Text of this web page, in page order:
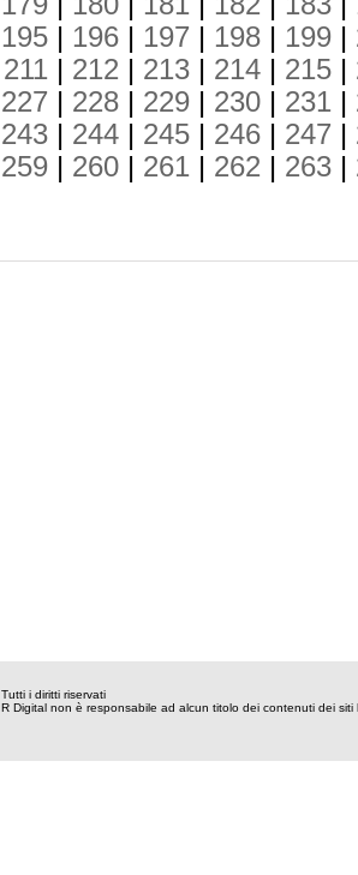
195 | 196 | 197 | 198 | 199 |
211 | 212 | 213 | 214 | 215 |
227 | 228 | 229 | 230 | 231 |
243 | 244 | 245 | 246 | 247 |
259 | 260 | 261 | 262 | 263 |
Tutti i diritti riservati
R Digital non è responsabile ad alcun titolo dei contenuti dei siti